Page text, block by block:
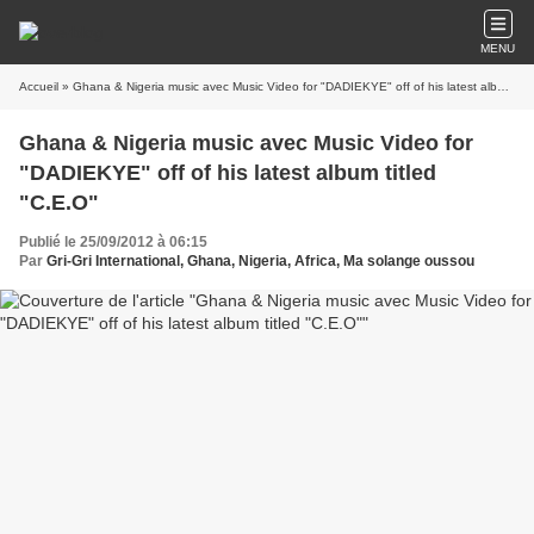
MENU
Accueil » Ghana & Nigeria music avec Music Video for "DADIEKYE" off of his latest album titled "C.E.O"
Ghana & Nigeria music avec Music Video for
"DADIEKYE" off of his latest album titled
"C.E.O"
Publié le 25/09/2012 à 06:15
Par Gri-Gri International, Ghana, Nigeria, Africa, Ma solange oussou